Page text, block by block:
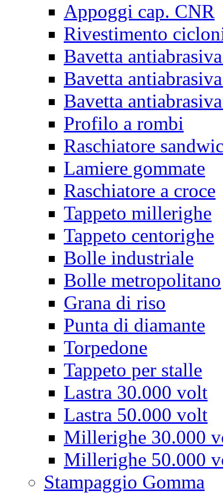
Appoggi cap. CNR
Rivestimento
Bavetta
Bavetta
Bavetta
Profilo a rombi
Raschiatore
Lamiere gommate
Raschiatore a croce
Tappeto millerighe
Tappeto centorighe
Bolle industriale
Bolle metropolitano
Grana di riso
Punta di diamante
Torpedone
Tappeto per stalle
Lastra 30.000 volt
Lastra 50.000 volt
Millerighe 30.000
Millerighe 50.000
Stampaggio Gomma